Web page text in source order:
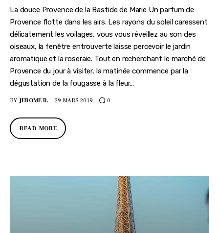
La douce Provence de la Bastide de Marie Un parfum de
Provence flotte dans les airs. Les rayons du soleil caressent
délicatement les voilages, vous vous réveillez au son des
oiseaux, la fenêtre entrouverte laisse percevoir le jardin
aromatique et la roseraie. Tout en recherchant le marché de
Provence du jour à visiter, la matinée commence par la
dégustation de la fougasse à la fleur…
BY JEROME B. 29 MARS 2019 0
READ MORE